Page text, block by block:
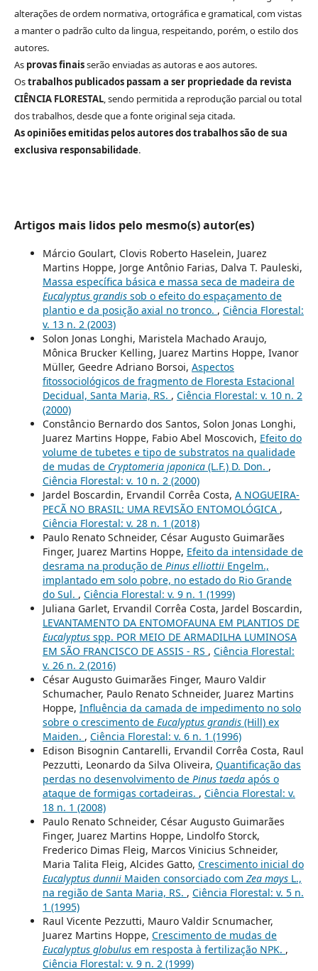
alterações de ordem normativa, ortográfica e gramatical, com vistas
a manter o padrão culto da lingua, respeitando, porém, o estilo dos
autores.
As provas finaisserão enviadas as autoras e aos autores.
Ostrabalhos publicados passam a ser propriedade da revista
CIÊNCIA FLORESTAL, sendo permitida a reprodução parcial ou total
dos trabalhos, desde que a fonte original seja citada.
As opiniões emitidas pelos autores dos trabalhos são de sua
exclusiva responsabilidade.
Artigos mais lidos pelo mesmo(s) autor(es)
Márcio Goulart, Clovis Roberto Haselein, Juarez
Martins Hoppe, Jorge Antônio Farias, Dalva T. Pauleski,
Massa específica básica e massa seca de madeira de
Eucalyptus grandissob o efeito do espaçamento de
plantio e da posição axial no tronco. , Ciência Florestal:
v. 13 n. 2 (2003)
Solon Jonas Longhi, Maristela Machado Araujo,
Mônica Brucker Kelling, Juarez Martins Hoppe, Ivanor
Müller, Geedre Adriano Borsoi, Aspectos
fitossociológicos de fragmento de Floresta Estacional
Decidual, Santa Maria, RS. , Ciência Florestal: v. 10 n. 2
(2000)
Constâncio Bernardo dos Santos, Solon Jonas Longhi,
Juarez Martins Hoppe, Fabio Abel Moscovich, Efeito do
volume de tubetes e tipo de substratos na qualidade
de mudas de Cryptomeria japonica(L.F.) D. Don. ,
Ciência Florestal: v. 10 n. 2 (2000)
Jardel Boscardin, Ervandil Corrêa Costa, A NOGUEIRA-
PECÃ NO BRASIL: UMA REVISÃO ENTOMOLÓGICA ,
Ciência Florestal: v. 28 n. 1 (2018)
Paulo Renato Schneider, César Augusto Guimarães
Finger, Juarez Martins Hoppe, Efeito da intensidade de
desrama na produção de Pinus elliottii Engelm.,
implantado em solo pobre, no estado do Rio Grande
do Sul. , Ciência Florestal: v. 9 n. 1 (1999)
Juliana Garlet, Ervandil Corrêa Costa, Jardel Boscardin,
LEVANTAMENTO DA ENTOMOFAUNA EM PLANTIOS DE
Eucalyptusspp. POR MEIO DE ARMADILHA LUMINOSA
EM SÃO FRANCISCO DE ASSIS - RS , Ciência Florestal:
v. 26 n. 2 (2016)
César Augusto Guimarães Finger, Mauro Valdir
Schumacher, Paulo Renato Schneider, Juarez Martins
Hoppe, Influência da camada de impedimento no solo
sobre o crescimento de Eucalyptus grandis(Hill) ex
Maiden. , Ciência Florestal: v. 6 n. 1 (1996)
Edison Bisognin Cantarelli, Ervandil Corrêa Costa, Raul
Pezzutti, Leonardo da Silva Oliveira, Quantificação das
perdas no desenvolvimento de Pinus taeda após o
ataque de formigas cortadeiras. , Ciência Florestal: v.
18 n. 1 (2008)
Paulo Renato Schneider, César Augusto Guimarães
Finger, Juarez Martins Hoppe, Lindolfo Storck,
Frederico Dimas Fleig, Marcos Vinicius Schneider,
Maria Talita Fleig, Alcides Gatto, Crescimento inicial do
Eucalyptus dunnii Maiden consorciado com Zea maysL.,
na região de Santa Maria, RS. , Ciência Florestal: v. 5 n.
1 (1995)
Raul Vicente Pezzutti, Mauro Valdir Scnumacher,
Juarez Martins Hoppe, Crescimento de mudas de
Eucalyptus globulus em resposta à fertilização NPK. ,
Ciência Florestal: v. 9 n. 2 (1999)